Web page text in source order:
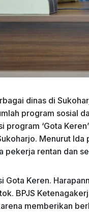
dinas di
program sosial
program ‘Gota
Menurut
pekerja rentan dan
Gota Keren.
BPJS
memberikan